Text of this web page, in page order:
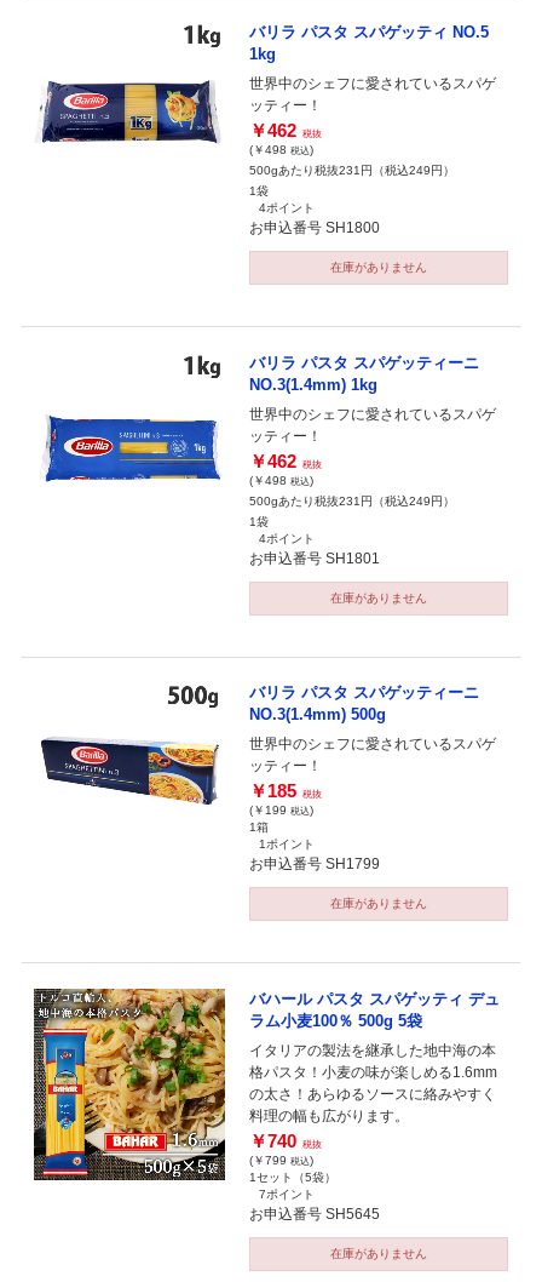
バリラ パスタ スパゲッティ NO.5
1kg
世界中のシェフに愛されているスパゲ
ッティー！
￥462 税抜
(￥498 税込)
500gあたり税抜231円（税込249円）
1袋
4ポイント
お申込番号 SH1800
在庫がありません
バリラ パスタ スパゲッティーニ
NO.3(1.4mm) 1kg
世界中のシェフに愛されているスパゲ
ッティー！
￥462 税抜
(￥498 税込)
500gあたり税抜231円（税込249円）
1袋
4ポイント
お申込番号 SH1801
在庫がありません
バリラ パスタ スパゲッティーニ
NO.3(1.4mm) 500g
世界中のシェフに愛されているスパゲ
ッティー！
￥185 税抜
(￥199 税込)
1箱
1ポイント
お申込番号 SH1799
在庫がありません
バハール パスタ スパゲッティ デュ
ラム小麦100％ 500g 5袋
イタリアの製法を継承した地中海の本
格パスタ！小麦の味が楽しめる1.6mm
の太さ！あらゆるソースに絡みやすく
料理の幅も広がります。
￥740 税抜
(￥799 税込)
1セット（5袋）
7ポイント
お申込番号 SH5645
在庫がありません